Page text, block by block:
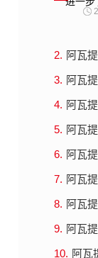
2. 阿瓦
3. 阿瓦
4. 阿瓦
5. 阿瓦
6. 阿瓦
7. 阿瓦
8. 阿瓦
9. 阿瓦
10. 阿瓦